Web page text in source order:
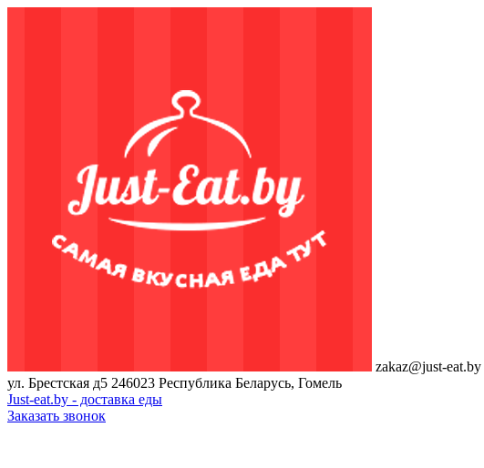
zakaz@just-eat.by
ул. Брестская д5 246023 Республика Беларусь, Гомель
Just-eat.by - доставка еды
Заказать звонок